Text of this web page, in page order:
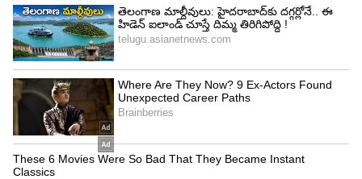
అల్లర్లను కూడా భారతదేశ ప్రభుత్వం సులభంగా ఫేస్
చేసింది. ఈ విషయంలో విదేశీ శక్తులు ఎంత ప్రయత్నించినా..
భారత్ ను అస్థిరపరచలేక పోయారు. ప్రధాని మోదీ
నాయకత్వంలో భారతదేశం ప్రపంచ శక్తిగా తన స్థానాన్ని
పదిలపరుచుకున్నదని, ప్రజాస్వామ్య విలువలను
నిలబెట్టడానికి మరియు జాతీయ భద్రతకు భరోసా
ఇచ్చేందుకు కట్టుబడి ఉందని పలువురు అంగీకరిస్తున్నారు.